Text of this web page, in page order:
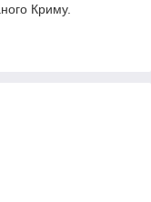
Криму.